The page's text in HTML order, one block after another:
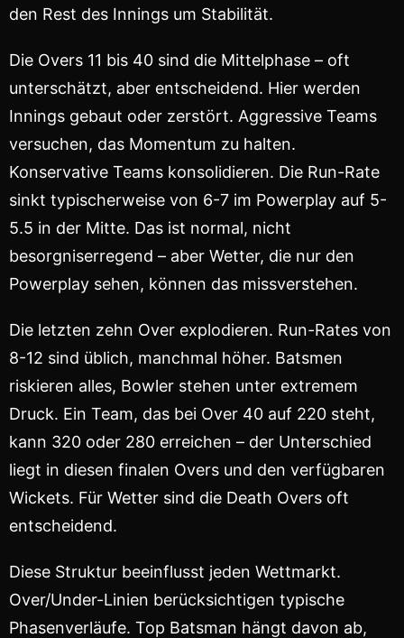
den Rest des Innings um Stabilität.
Die Overs 11 bis 40 sind die Mittelphase – oft
unterschätzt, aber entscheidend. Hier werden
Innings gebaut oder zerstört. Aggressive Teams
versuchen, das Momentum zu halten.
Konservative Teams konsolidieren. Die Run-Rate
sinkt typischerweise von 6-7 im Powerplay auf 5-
5.5 in der Mitte. Das ist normal, nicht
besorgniserregend – aber Wetter, die nur den
Powerplay sehen, können das missverstehen.
Die letzten zehn Over explodieren. Run-Rates von
8-12 sind üblich, manchmal höher. Batsmen
riskieren alles, Bowler stehen unter extremem
Druck. Ein Team, das bei Over 40 auf 220 steht,
kann 320 oder 280 erreichen – der Unterschied
liegt in diesen finalen Overs und den verfügbaren
Wickets. Für Wetter sind die Death Overs oft
entscheidend.
Diese Struktur beeinflusst jeden Wettmarkt.
Over/Under-Linien berücksichtigen typische
Phasenverläufe. Top Batsman hängt davon ab,